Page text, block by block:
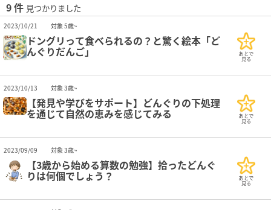
9 件 見つかりました
2023/10/21 対象 5歳~
ドングリって食べられるの？と驚く絵本「ど
んぐりだんご」 あとで
見る
2023/10/13 対象 3歳~
【発見や学びをサポート】どんぐりの下処理
を通じて自然の恵みを感じてみる あとで
見る
2023/09/09 対象 3歳~
【3歳から始める算数の勉強】拾ったどんぐ
りは何個でしょう？ あとで
見る